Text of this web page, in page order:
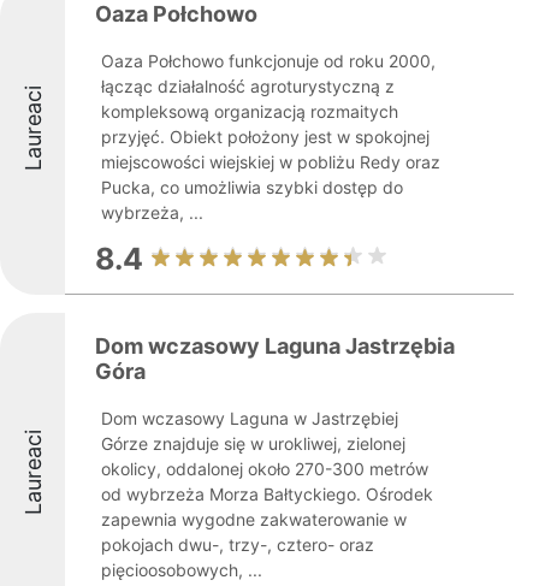
Laureaci
Oaza Połchowo
Oaza Połchowo funkcjonuje od roku 2000,
łącząc działalność agroturystyczną z
kompleksową organizacją rozmaitych
przyjęć. Obiekt położony jest w spokojnej
miejscowości wiejskiej w pobliżu Redy oraz
Pucka, co umożliwia szybki dostęp do
wybrzeża, ...
8.4
Laureaci
Dom wczasowy Laguna Jastrzębia
Góra
Dom wczasowy Laguna w Jastrzębiej
Górze znajduje się w urokliwej, zielonej
okolicy, oddalonej około 270-300 metrów
od wybrzeża Morza Bałtyckiego. Ośrodek
zapewnia wygodne zakwaterowanie w
pokojach dwu-, trzy-, cztero- oraz
pięcioosobowych, ...